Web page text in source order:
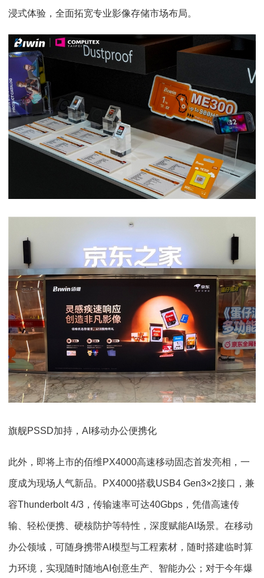
浸式体验，全面拓宽专业影像存储市场布局。
旗舰PSSD加持，AI移动办公便携化
此外，即将上市的佰维PX4000高速移动固态首发亮相，一
度成为现场人气新品。PX4000搭载USB4 Gen3×2接口，兼
容Thunderbolt 4/3，传输速率可达40Gbps，凭借高速传
输、轻松便携、硬核防护等特性，深度赋能AI场景。在移动
办公领域，可随身携带AI模型与工程素材，随时搭建临时算
力环境，实现随时随地AI创意生产、智能办公；对于今年爆